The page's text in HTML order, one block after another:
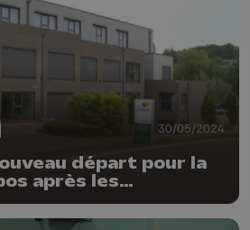
30/05/2024
départ pour la
après les